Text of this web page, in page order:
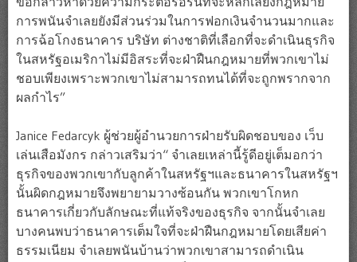
การพนันจำเลยยังมีส่วนร่วมในการฟอกเงินจำนวนมากและ
การฉ้อโกงธนาคาร บริษัท ต่างชาติที่เลือกที่จะดำเนินธุรกิจ
ในสหรัฐอเมริกาไม่มีอิสระที่จะฝ่าฝืนกฎหมายที่พวกเขาไม่
ชอบเพียงเพราะพวกเขาไม่สามารถทนได้ที่จะถูกพรากจาก
ผลกำไร”
Janice Fedarcyk ผู้ช่วยผู้อำนวยการฝ่ายรับผิดชอบของ เว็บ
เล่นเสือมังกร กล่าวเสริมว่า“ จำเลยเหล่านี้รู้ดีอยู่เต็มอกว่า
ธุรกิจของพวกเขากับลูกค้าในสหรัฐฯและธนาคารในสหรัฐฯ
นั้นผิดกฎหมายจึงพยายามวางซ้อนกัน พวกเขาโกหก
ธนาคารเกี่ยวกับลักษณะที่แท้จริงของธุรกิจ จากนั้นจำเลย
บางคนพบว่าธนาคารเต็มใจที่จะฝ่าฝืนกฎหมายโดยเสียค่า
ธรรมเนียม จำเลยพนันบ้านว่าพวกเขาสามารถดำเนิน